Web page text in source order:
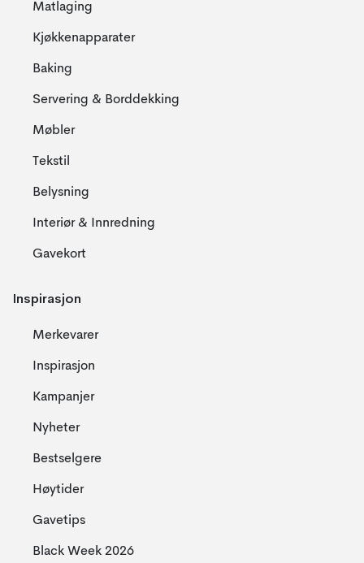
Matlaging
Kjøkkenapparater
Baking
Servering & Borddekking
Møbler
Tekstil
Belysning
Interiør & Innredning
Gavekort
Inspirasjon
Merkevarer
Inspirasjon
Kampanjer
Nyheter
Bestselgere
Høytider
Gavetips
Black Week 2026